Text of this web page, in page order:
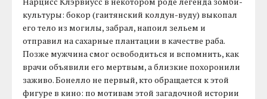
культуры: бокор (гаитянский колдун-вуду) выкопал
его тело из могилы, забрал, напоил зельем и
отправил на сахарные плантации в качестве раба.
Позже мужчина смог освободиться и вспомнить, как
врачи объявили его мертвым, а близкие похоронили
заживо. Бонелло не первый, кто обращается к этой
фигуре в кино: по мотивам этой загадочной истории